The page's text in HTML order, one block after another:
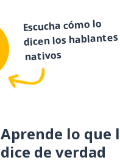
Escucha cómo lo
dicen los hablantes
nativos
Aprende lo que
dice de verdad